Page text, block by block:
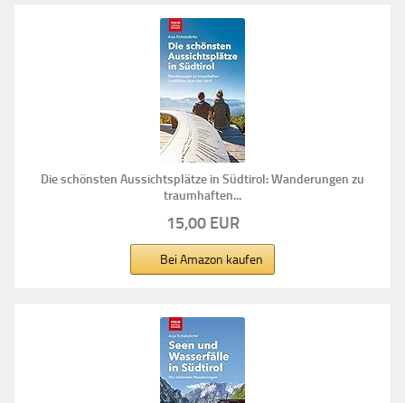
Die schönsten Aussichtsplätze in Südtirol: Wanderungen zu
traumhaften...
15,00 EUR
Bei Amazon kaufen